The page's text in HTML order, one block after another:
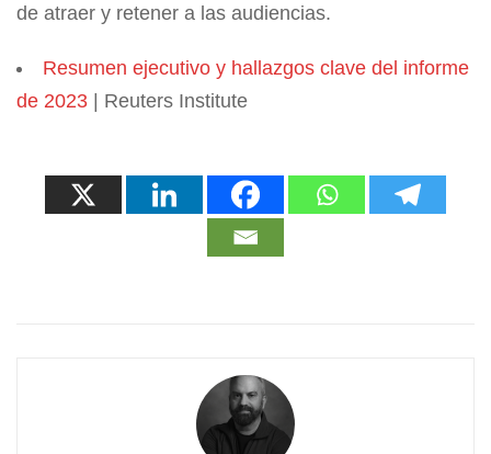
de atraer y retener a las audiencias.
Resumen ejecutivo y hallazgos clave del informe
de 2023 | Reuters Institute